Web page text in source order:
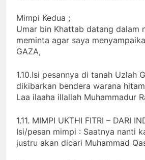
Mimpi Kedua ;
Umar bin Khattab datang dalam
meminta agar saya
GAZA,
1.10.Isi pesannya di tanah Uzlah
dikibarkan bendera warana
Laa ilaaha illallah Muhammadur
1.11. MIMPI UKTHI FITRI – DARI
Isi/pesan mimpi : Saatnya nanti
justru akan dicari Muhammad